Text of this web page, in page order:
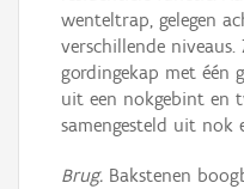
wenteltrap, gelegen
verschillende
gordingekap met één
uit een nokgebint en
samengesteld uit nok
Brug. Bakstenen